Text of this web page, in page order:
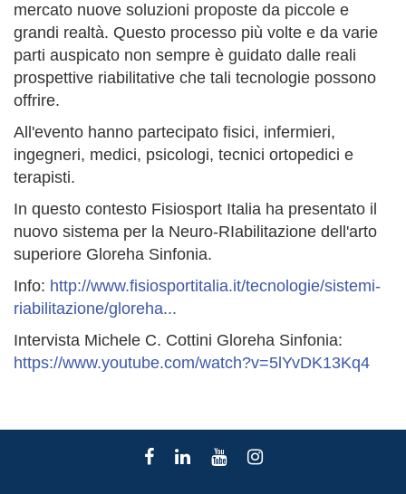
mercato nuove soluzioni proposte da piccole e
grandi realtà. Questo processo più volte e da varie
parti auspicato non sempre è guidato dalle reali
prospettive riabilitative che tali tecnologie possono
offrire.
All'evento hanno partecipato fisici, infermieri,
ingegneri, medici, psicologi, tecnici ortopedici e
terapisti.
In questo contesto Fisiosport Italia ha presentato il
nuovo sistema per la Neuro-RIabilitazione dell'arto
superiore Gloreha Sinfonia.
Info: http://www.fisiosportitalia.it/tecnologie/sistemi-
riabilitazione/gloreha...
Intervista Michele C. Cottini Gloreha Sinfonia:
https://www.youtube.com/watch?v=5lYvDK13Kq4